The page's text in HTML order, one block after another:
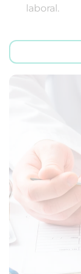
laboral.